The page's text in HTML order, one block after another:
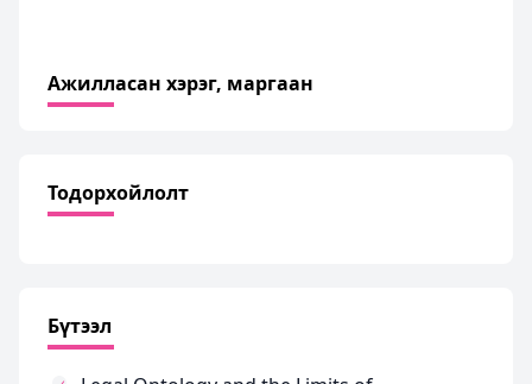
Ажилласан хэрэг, маргаан
Тодорхойлолт
Бүтээл